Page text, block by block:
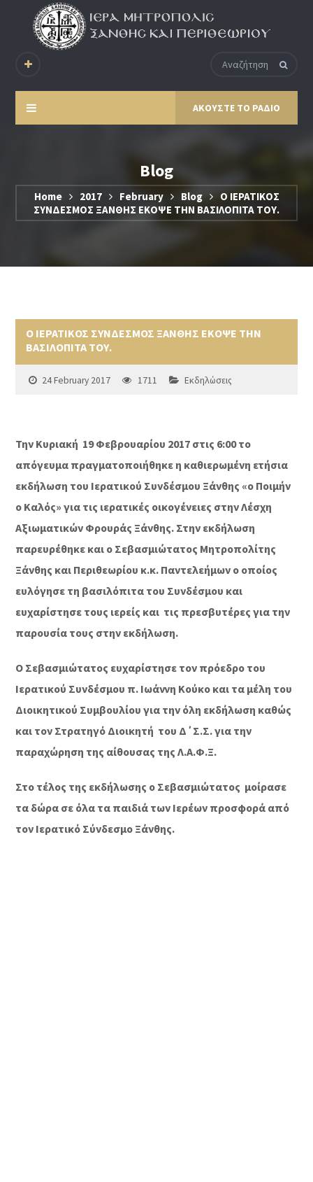
ΑΚΟΥΣΤΕ ΤΟ ΡΑΔΙΟ
Blog
Home 2017 February Blog
Ο ΙΕΡΑΤΙΚΟΣ
ΣΥΝΔΕΣΜΟΣ ΞΑΝΘΗΣ ΕΚΟΨΕ ΤΗΝ ΒΑΣΙΛΟΠΙΤΑ ΤΟΥ.
Ο ΙΕΡΑΤΙΚΟΣ ΣΥΝΔΕΣΜΟΣ ΞΑΝΘΗΣ ΕΚΟΨΕ ΤΗΝ
ΒΑΣΙΛΟΠΙΤΑ ΤΟΥ.
24 February 2017 1711 Εκδηλώσεις
Την Κυριακή 19 Φεβρουαρίου 2017 στις 6:00 το
απόγευμα πραγματοποιήθηκε η καθιερωμένη ετήσια
εκδήλωση του Ιερατικού Συνδέσμου Ξάνθης «ο Ποιμήν
ο Καλός» για τις ιερατικές οικογένειες στην Λέσχη
Αξιωματικών Φρουράς Ξάνθης. Στην εκδήλωση
παρευρέθηκε και ο Σεβασμιώτατος Μητροπολίτης
Ξάνθης και Περιθεωρίου κ.κ. Παντελεήμων ο οποίος
ευλόγησε τη βασιλόπιτα του Συνδέσμου και
ευχαρίστησε τους ιερείς και τις πρεσβυτέρες για την
παρουσία τους στην εκδήλωση.
Ο Σεβασμιώτατος ευχαρίστησε τον πρόεδρο του
Ιερατικού Συνδέσμου π. Ιωάννη Κούκο και τα μέλη του
Διοικητικού Συμβουλίου για την όλη εκδήλωση καθώς
και τον Στρατηγό Διοικητή του Δ΄Σ.Σ. για την
παραχώρηση της αίθουσας της Λ.Α.Φ.Ξ.
Στο τέλος της εκδήλωσης ο Σεβασμιώτατος μοίρασε
τα δώρα σε όλα τα παιδιά των Ιερέων προσφορά από
τον Ιερατικό Σύνδεσμο Ξάνθης.